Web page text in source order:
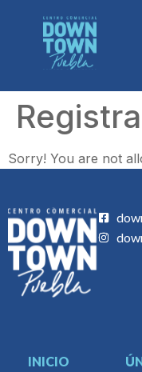
Sorry! You are not
INICIO